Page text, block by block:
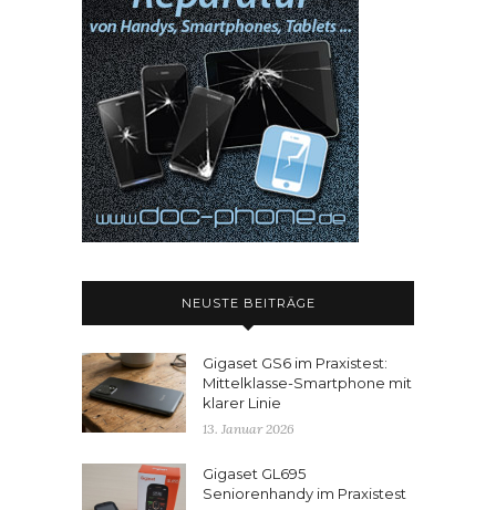
NEUSTE BEITRÄGE
Gigaset GS6 im Praxistest:
Mittelklasse-Smartphone mit
klarer Linie
13. Januar 2026
Gigaset GL695
Seniorenhandy im Praxistest